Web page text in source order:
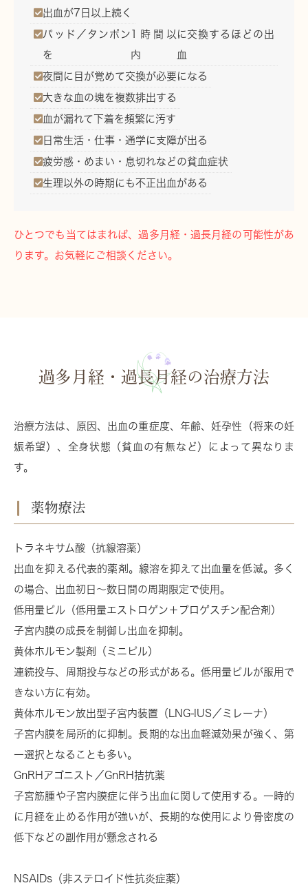
出血が7日以上続く
パッド／タンポン
を
1時間以
内
に交換するほどの出
血
夜間に目が覚めて交換が必要になる
大きな血の塊を複数排出する
血が漏れて下着を頻繁に汚す
日常生活・仕事・通学に 支障が出る
疲労感・めまい・息切れなどの貧血症状
生理以外の時期にも不正出血 がある
ひとつでも当てはまれば、過多月経・過長月経の可能性があ
ります。お気軽にご相談ください。
過多月経・過長月経の治療方法
治療方法は、原因、出血の重症度、年齢、妊孕性（将来の妊
娠希望）、全身状態（貧血の有無など）によって異なりま
す。
薬物療法
トラネキサム酸（抗線溶薬）
出血を抑える代表的薬剤。線溶を抑えて出血量を低減。多く
の場合、出血初日〜数日間の周期限定で使用。
低用量ピル（低用量エストロゲン＋プロゲスチン配合剤）
子宮内膜の成長を制御し出血を抑制。
黄体ホルモン製剤（ミニピル）
連続投与、周期投与などの形式がある。低用量ピルが服用で
きない方に有効。
黄体ホルモン放出型子宮内装置（LNG-IUS／ミレーナ）
子宮内膜を局所的に抑制。長期的な出血軽減効果が強く、第
一選択となることも多い。
GnRHアゴニスト／GnRH拮抗薬
子宮筋腫や子宮内膜症に伴う出血に関して使用する。一時的
に月経を止める作用が強いが、長期的な使用により骨密度の
低下などの副作用が懸念される
NSAIDs（非ステロイド性抗炎症薬）